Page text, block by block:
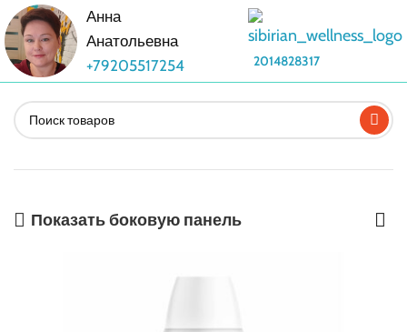
Анна
Анатольевна
+79205517254
2014828317
Показать боковую панель